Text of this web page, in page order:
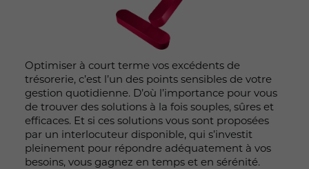
Optimiser à court terme vos excédents de
trésorerie, c’est l’un des points sensibles de votre
gestion quotidienne. D’où l’importance pour vous
de trouver des solutions à la fois souples, sûres et
efficaces. Et si ces solutions vous sont proposées
par un interlocuteur disponible, qui s’investit
pleinement pour répondre adéquatement à vos
besoins, vous gagnez en temps et en sérénité.